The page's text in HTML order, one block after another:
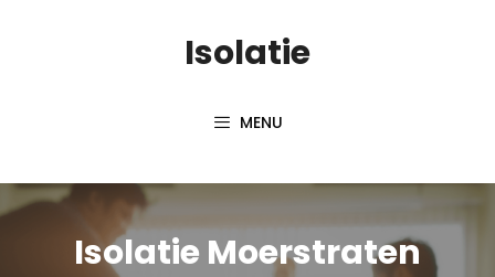
Isolatie
MENU
Isolatie Moerstraten